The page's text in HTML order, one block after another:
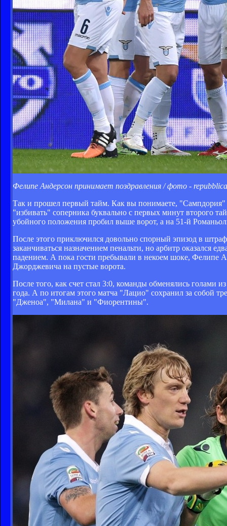
Фелипе Андерсон принимает поздравления / фото -
Так и прошел первый тайм. Как вы понимаете, "Сампдория"
"избивать" соперника буквально с первых минут второго
убойного положения пробил выше ворот, а на 51-й
После этого приключился довольно спорный эпизод в
заканчиваться назначением пенальти, но арбитр оказался
падением. А пока гости пребывали в некоем шоке, Фелипе
Джорджевича на пустые ворота.
После того, как счет стал 3:0, команды обменялись голами
года. А по итогам этого матча "Лацио" сохранил за собой
"Дженоа", "Милана" и "Фиорентины".